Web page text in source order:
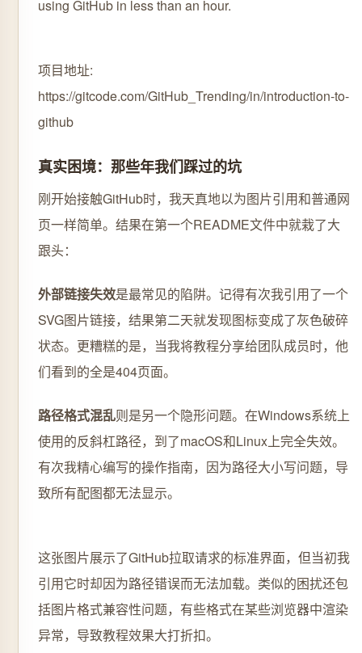
using GitHub in less than an hour.
项目地址:
https://gitcode.com/GitHub_Trending/in/introduction-to-
github
真实困境：那些年我们踩过的坑
刚开始接触GitHub时，我天真地以为图片引用和普通网
页一样简单。结果在第一个README文件中就栽了大
跟头：
外部链接失效是最常见的陷阱。记得有次我引用了一个
SVG图片链接，结果第二天就发现图标变成了灰色破碎
状态。更糟糕的是，当我将教程分享给团队成员时，他
们看到的全是404页面。
路径格式混乱则是另一个隐形问题。在Windows系统上
使用的反斜杠路径，到了macOS和Linux上完全失效。
有次我精心编写的操作指南，因为路径大小写问题，导
致所有配图都无法显示。
这张图片展示了GitHub拉取请求的标准界面，但当初我
引用它时却因为路径错误而无法加载。类似的困扰还包
括图片格式兼容性问题，有些格式在某些浏览器中渲染
异常，导致教程效果大打折扣。